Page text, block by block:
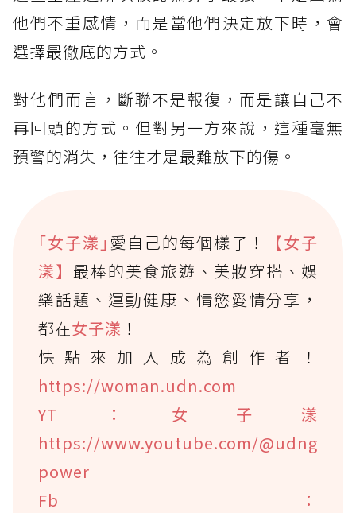
他們不重感情，而是當他們決定放下時，會
選擇最徹底的方式。
對他們而言，斷聯不是報復，而是讓自己不
再回頭的方式。但對另一方來說，這種毫無
預警的消失，往往才是最難放下的傷。
｢女子漾｣ 愛自己的每個樣子！
【女子
漾】最棒的美食旅遊、美妝穿搭、娛
樂話題、運動健康、情慾愛情分享，
都在女子漾 ！
快點來加入成為創作者！
https://woman.udn.com
YT：女子漾
https://www.youtube.com/@udng
power
Fb：